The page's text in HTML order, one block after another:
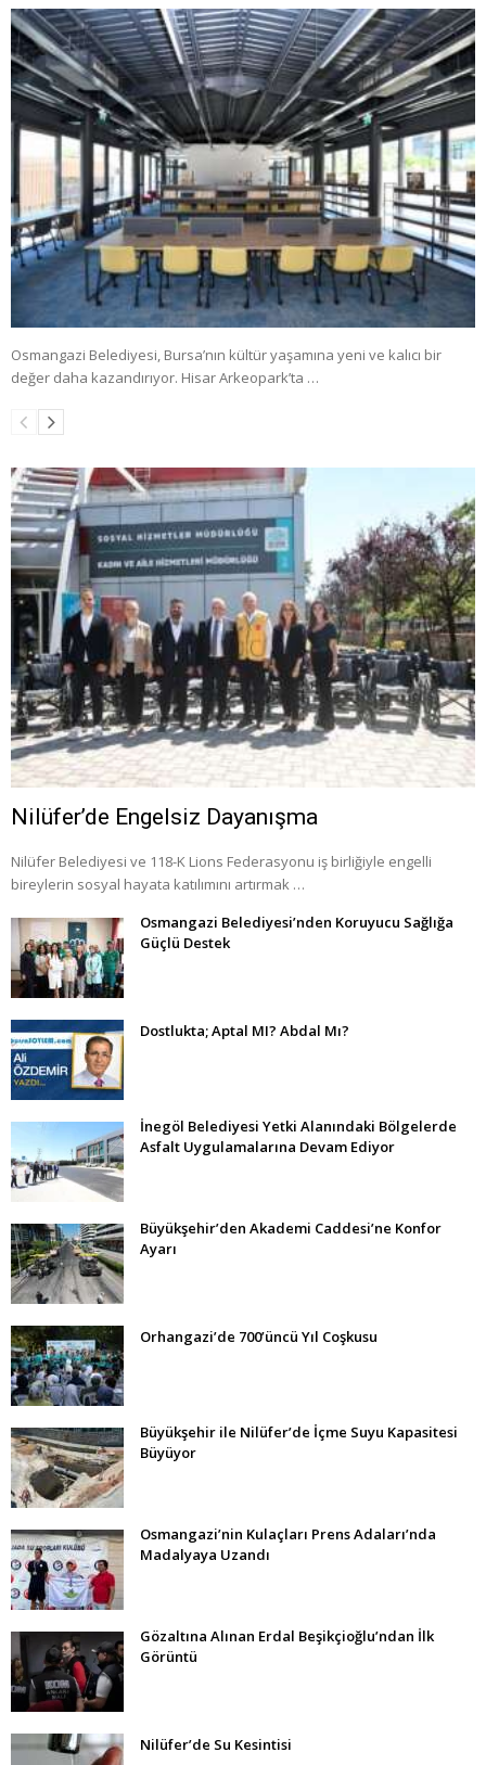
Osmangazi Belediyesi, Bursa’nın kültür yaşamına yeni ve kalıcı bir
değer daha kazandırıyor. Hisar Arkeopark’ta …
Nilüfer’de Engelsiz Dayanışma
Nilüfer Belediyesi ve 118-K Lions Federasyonu iş birliğiyle engelli
bireylerin sosyal hayata katılımını artırmak …
Osmangazi Belediyesi’nden Koruyucu Sağlığa
Güçlü Destek
Dostlukta; Aptal MI? Abdal Mı?
İnegöl Belediyesi Yetki Alanındaki Bölgelerde
Asfalt Uygulamalarına Devam Ediyor
Büyükşehir’den Akademi Caddesi’ne Konfor
Ayarı
Orhangazi’de 700’üncü Yıl Coşkusu
Büyükşehir ile Nilüfer’de İçme Suyu Kapasitesi
Büyüyor
Osmangazi’nin Kulaçları Prens Adaları’nda
Madalyaya Uzandı
Gözaltına Alınan Erdal Beşikçioğlu’ndan İlk
Görüntü
Nilüfer’de Su Kesintisi